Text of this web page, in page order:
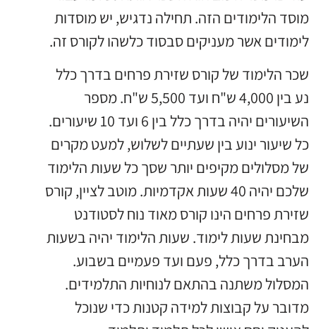
מוסד הלימודים הזה. תחילה נדגיש, יש מוסדות
לימודים אשר מעניקים סבסוד כלשהו לקורס זה.
שכר הלימוד של קורס שזירת פרחים בדרך כלל
נע בין 4,000 ש"ח ועד 5,500 ש"ח. מספר
השיעורים יהיה בדרך כלל בין 6 ועד 10 שיעורים.
כל שיעור ינוע בין שעתיים לשלוש, למעט מקרים
של מסלולים מקיפים יותר שסך כל שעות הלימוד
שלכם יהיה 40 שעות אקדמיות. מוטב לציין, קורס
שזירת פרחים הינו קורס מאוד נוח לסטודנט
מבחינת שעות לימוד. שעות הלימוד יהיה בשעות
הערב בדרך כלל, פעם ועד פעמיים בשבוע.
המסלול משתנה בהתאם לנוחיות התלמידים.
מדובר על קבוצות למידה קטנות כדי שנוכל